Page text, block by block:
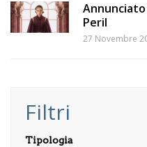
Annunciato
Peril
27 Novembre
Filtri
Tipologia